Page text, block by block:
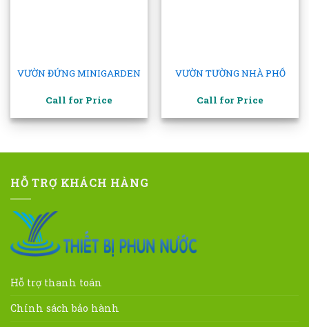
VƯỜN ĐỨNG MINIGARDEN
Call for Price
VƯỜN TƯỜNG NHÀ PHỐ
Call for Price
HỖ TRỢ KHÁCH HÀNG
Hỗ trợ thanh toán
Chính sách bảo hành